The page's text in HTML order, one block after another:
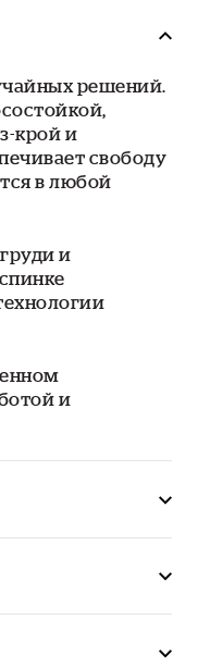
решений.
крой и
свободу
в любой
и
и